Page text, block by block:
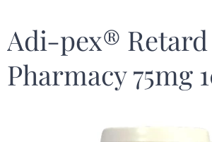
Adi-pex®
Pharmacy 75mg